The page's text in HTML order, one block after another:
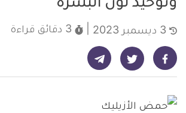
وتوحيد لون البشرة
3 دقائق قراءة
شارك على فيسبوك - ديلي ميديكال انفو شارك على تويتر - ديلي ميديكال انفو شارك على تيليجرام - ديلي ميديكال انفو